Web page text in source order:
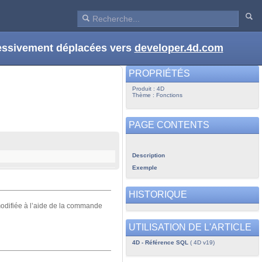
déplacées vers developer.4d.com
à l’aide de la commande
PROPRIÉTÉS
Produit : 4D
Thème : Fonctions
PAGE CONTENTS
Description
Exemple
HISTORIQUE
UTILISATION DE L'ARTICLE
4D - Référence SQL ( 4D v19)